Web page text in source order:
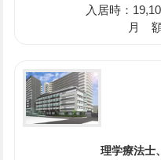
入居時：
月 額
理学療法士